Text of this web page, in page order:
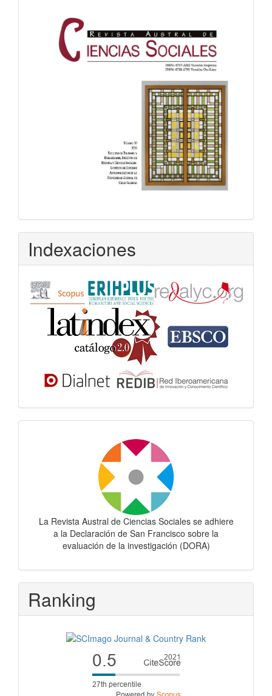
Indexaciones
La Revista Austral de Ciencias Sociales se adhiere
a la Declaración de San Francisco sobre la
evaluación de la investigación (DORA)
Ranking